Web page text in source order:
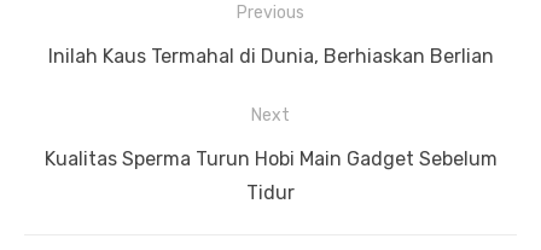
pos
Previous
Previous
Inilah Kaus Termahal di Dunia, Berhiaskan Berlian
Next
Next
Kualitas Sperma Turun Hobi Main Gadget Sebelum
Tidur